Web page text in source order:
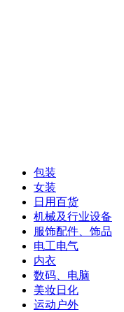
包装
女装
日用百货
机械及行业设备
服饰配件、饰品
电工电气
内衣
数码、电脑
美妆日化
运动户外